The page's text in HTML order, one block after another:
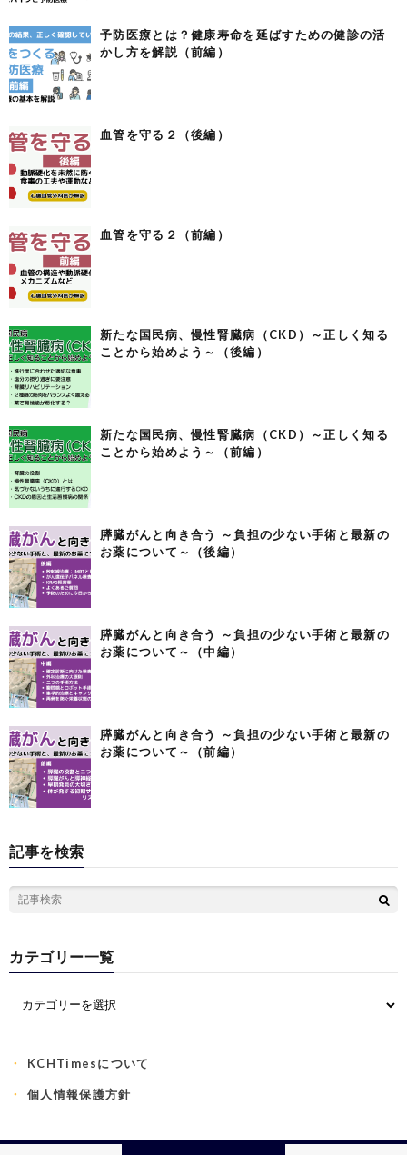
予防医療とは？健康寿命を延ばすための健診の活
かし方を解説（前編）
血管を守る２（後編）
血管を守る２（前編）
新たな国民病、慢性腎臓病（CKD）～正しく知る
ことから始めよう～（後編）
新たな国民病、慢性腎臓病（CKD）～正しく知る
ことから始めよう～（前編）
膵臓がんと向き合う ～負担の少ない手術と最新の
お薬について～（後編）
膵臓がんと向き合う ～負担の少ない手術と最新の
お薬について～（中編）
膵臓がんと向き合う ～負担の少ない手術と最新の
お薬について～（前編）
記事を検索
カテゴリー一覧
KCHTimesについて
個人情報保護方針